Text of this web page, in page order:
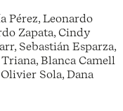
Pérez, Leonardo
Zapata, Cindy
Sebastián Esparza,
Blanca Camell
Sola, Dana